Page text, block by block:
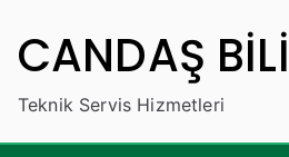
geçCANDAŞ
Teknik Servis Hizmetleri